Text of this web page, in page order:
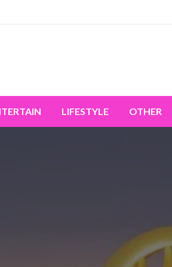
LIFESTYLE OTHER